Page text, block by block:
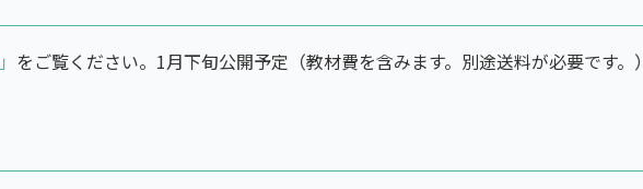
をご覧ください。1月下旬公開予定（教材費を含みます。別途送料が必要です。）